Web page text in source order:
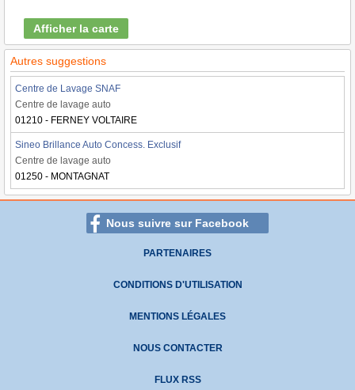
Afficher la carte
Autres suggestions
Centre de Lavage SNAF
Centre de lavage auto
01210 - FERNEY VOLTAIRE
Sineo Brillance Auto Concess. Exclusif
Centre de lavage auto
01250 - MONTAGNAT
Nous suivre sur Facebook
PARTENAIRES
CONDITIONS D'UTILISATION
MENTIONS LÉGALES
NOUS CONTACTER
FLUX RSS